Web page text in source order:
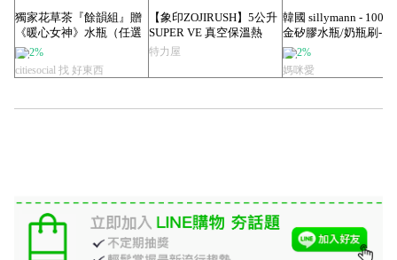
獨家花草茶『餘韻組』贈
《暖心女神》水瓶（任選
五種口味） 獨家...
2%
citiesocial 找 好東西
【象印ZOJIRUSH】5公升
SUPER VE 真空保溫熱
水...
特力屋
韓國 sillymann - 100%
金矽膠水瓶/奶瓶刷-...
2%
媽咪愛